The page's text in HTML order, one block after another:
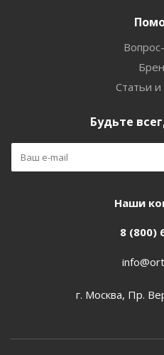
Статьи
Будьте
Наши
8 (800)
г. Москва, Пр.